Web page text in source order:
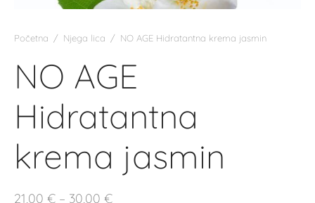
Početna / Njega lica / NO AGE Hidratantna krema jasmin
NO AGE
Hidratantna
krema jasmin
21,00 € – 30,00 €Raspon